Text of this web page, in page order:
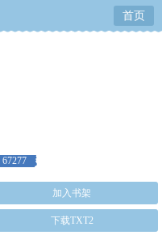
首页
67277
加入书架
下载TXT2